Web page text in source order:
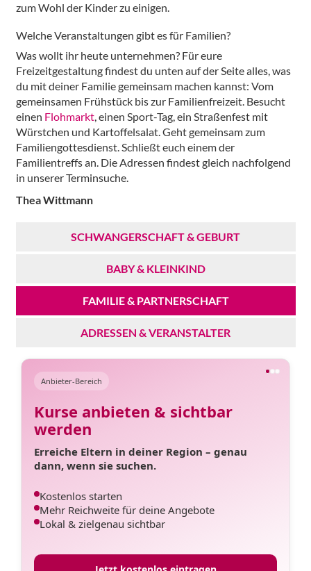
zum Wohl der Kinder zu einigen.
Welche Veranstaltungen gibt es für Familien?
Was wollt ihr heute unternehmen? Für eure
Freizeitgestaltung findest du unten auf der Seite alles, was
du mit deiner Familie gemeinsam machen kannst: Vom
gemeinsamen Frühstück bis zur Familienfreizeit. Besucht
einen Flohmarkt, einen Sport-Tag, ein Straßenfest mit
Würstchen und Kartoffelsalat. Geht gemeinsam zum
Familiengottesdienst. Schließt euch einem der
Familientreffs an. Die Adressen findest gleich nachfolgend
in unserer Terminsuche.
Thea Wittmann
SCHWANGERSCHAFT & GEBURT
BABY & KLEINKIND
FAMILIE & PARTNERSCHAFT
ADRESSEN & VERANSTALTER
Anbieter-Bereich
Kurse anbieten & sichtbar
werden
Erreiche Eltern in deiner Region – genau
dann, wenn sie suchen.
Kostenlos starten
Mehr Reichweite für deine Angebote
Lokal & zielgenau sichtbar